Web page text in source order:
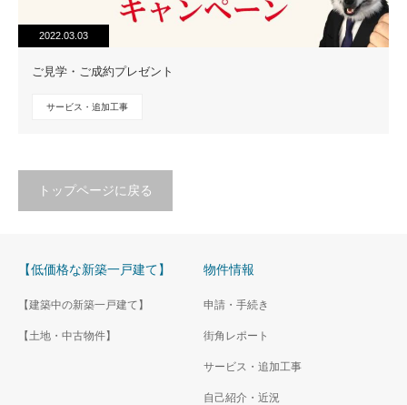
2022.03.03
ご見学・ご成約プレゼント
サービス・追加工事
トップページに戻る
【低価格な新築一戸建て】
【建築中の新築一戸建て】
【土地・中古物件】
物件情報
申請・手続き
街角レポート
サービス・追加工事
自己紹介・近況